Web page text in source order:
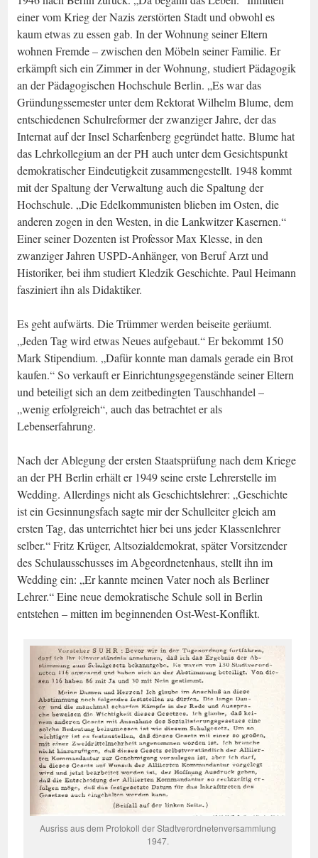
einer vom Krieg der Nazis zerstörten Stadt und obwohl es
kaum etwas zu essen gab. In der Wohnung seiner Eltern
wohnen Fremde – zwischen den Möbeln seiner Familie. Er
erkämpft sich ein Zimmer in der Wohnung, studiert Pädagogik
an der Pädagogischen Hochschule Berlin. „Es war das
Gründungssemester unter dem Rektorat Wilhelm Blume, dem
entschiedenen Schulreformer der zwanziger Jahre, der das
Internat auf der Insel Scharfenberg gegründet hatte. Blume hat
das Lehrkollegium an der PH auch unter dem Gesichtspunkt
demokratischer Eindeutigkeit zusammengestellt. 1948 kommt
mit der Spaltung der Verwaltung auch die Spaltung der
Hochschule. „Die Edelkommunisten blieben im Osten, die
anderen zogen in den Westen, in die Lankwitzer Kasernen.“
Einer seiner Dozenten ist Professor Max Klesse, in den
zwanziger Jahren USPD-Anhänger, von Beruf Arzt und
Historiker, bei ihm studiert Kledzik Geschichte. Paul Heimann
fasziniert ihn als Didaktiker.
Es geht aufwärts. Die Trümmer werden beiseite geräumt.
„Jeden Tag wird etwas Neues aufgebaut.“ Er bekommt 150
Mark Stipendium. „Dafür konnte man damals gerade ein Brot
kaufen.“ So verkauft er Einrichtungsgegenstände seiner Eltern
und beteiligt sich an dem zeitbedingten Tauschhandel –
„wenig erfolgreich“, auch das betrachtet er als
Lebenserfahrung.
Nach der Ablegung der ersten Staatsprüfung nach dem Kriege
an der PH Berlin erhält er 1949 seine erste Lehrerstelle im
Wedding. Allerdings nicht als Geschichtslehrer: „Geschichte
ist ein Gesinnungsfach sagte mir der Schulleiter gleich am
ersten Tag, das unterrichtet hier bei uns jeder Klassenlehrer
selber.“ Fritz Krüger, Altsozialdemokrat, später Vorsitzender
des Schulausschusses im Abgeordnetenhaus, stellt ihn im
Wedding ein: „Er kannte meinen Vater noch als Berliner
Lehrer.“ Eine neue demokratische Schule soll in Berlin
entstehen – mitten im beginnenden Ost-West-Konflikt.
Ausriss aus dem Protokoll der Stadtverordnetenversammlung
1947.